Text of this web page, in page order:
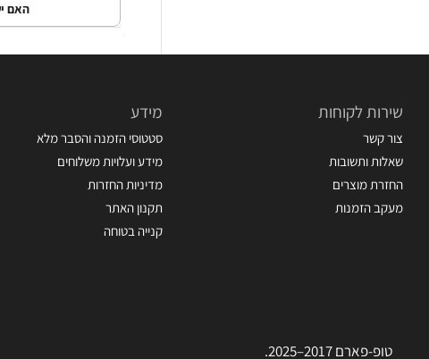
האם
שירות לקוחות
צור קשר
שאלות ותשובות
החזרת מוצרים
מעקב הזמנות
מידע
סטטוסי הזמנה והסבר מלא
מידע ועלויות משלוחים
מדיניות החזרות
תקנון האתר
קנייה בטוחה
טופ-פארם 2017–2025.